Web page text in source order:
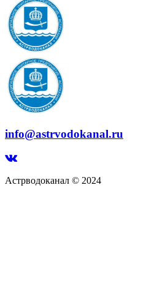
info@astrvodokanal.ru
Астрводоканал © 2024